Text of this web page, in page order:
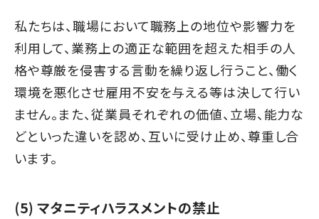
私たちは、職場において職務上の地位や影響力を
利用して、業務上の適正な範囲を超えた相手の人
格や尊厳を侵害する言動を繰り返し行うこと、働く
環境を悪化させ雇用不安を与える等は決して行い
ません。また、従業員それぞれの価値、立場、能力な
どといった違いを認め、互いに受け止め、尊重し合
います。
(5) マタニティハラスメントの禁止